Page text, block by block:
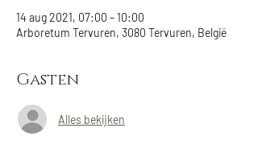
14 aug 2021, 07:00 – 10:00
Arboretum Tervuren, 3080 Tervuren, België
Gasten
Alles bekijken